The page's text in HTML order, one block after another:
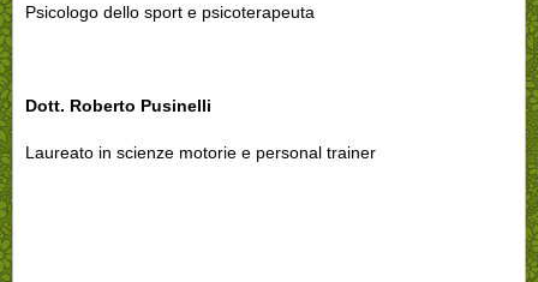
Psicologo dello sport e psicoterapeuta
Dott. Roberto Pusinelli
Laureato in scienze motorie e personal trainer